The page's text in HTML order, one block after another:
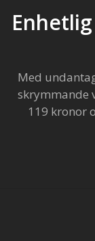
Med
skrymmande
119 kronor